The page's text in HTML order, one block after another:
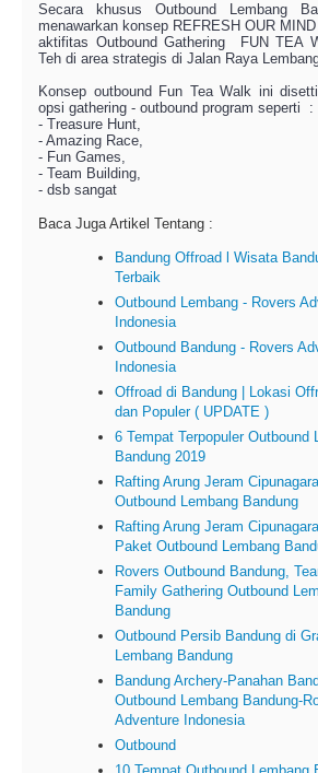
Secara khusus Outbound Lembang
menawarkan konsep REFRESH OUR
aktifitas Outbound Gathering
FUN TEA
Teh di area strategis di Jalan Raya
Konsep outbound Fun Tea Walk ini
opsi gathering - outbound program seperti
:
- Treasure Hunt,
- Amazing Race,
- Fun Games,
- Team Building,
- dsb sangat
Baca Juga Artikel Tentang :
Bandung Offroad l Wisata
Terbaik
Outbound Lembang - Rovers
Indonesia
Outbound Bandung - Rovers
Indonesia
Offroad di Bandung | Lokasi
dan Populer ( UPDATE )
6 Tempat Terpopuler Outbound
Bandung 2019
Rafting Arung Jeram
Outbound Lembang Bandung
Rafting Arung Jeram
Paket Outbound Lembang
Rovers Outbound Bandung,
Family Gathering Outbound
Bandung
Outbound Persib Bandung di
Lembang Bandung
Bandung Archery-Panahan
Outbound Lembang Bandung-
Adventure Indonesia
Outbound